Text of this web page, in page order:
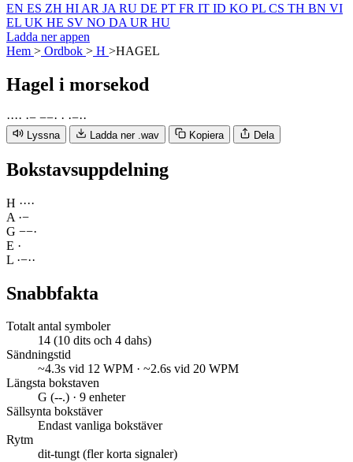
EN ES ZH HI AR JA RU DE PT FR IT ID KO PL CS TH BN VI
EL UK HE SV NO DA UR HU
Ladda ner appen
Hem > Ordbok > H >HAGEL
Hagel i morsekod
···· ·− −−· · ·−··
Lyssna Ladda ner .wav Kopiera Dela
Bokstavsuppdelning
H ····
A ·−
G −−·
E ·
L ·−··
Snabbfakta
Totalt antal symboler
14 (10 dits och 4 dahs)
Sändningstid
~4.3s vid 12 WPM · ~2.6s vid 20 WPM
Längsta bokstaven
G (--.) · 9 enheter
Sällsynta bokstäver
Endast vanliga bokstäver
Rytm
dit-tungt (fler korta signaler)